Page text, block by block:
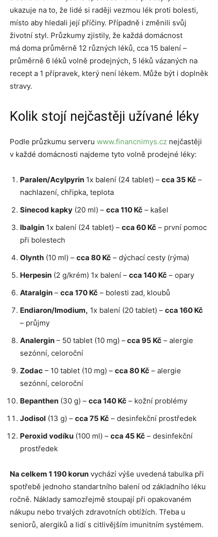
ukazuje na to, že lidé si raději vezmou lék proti bolesti,
místo aby hledali její příčiny. Případně i změnili svůj
životní styl. Průzkumy zjistily, že každá domácnost
má doma průměrně 12 různých léků, cca 15 balení –
průměrně 6 léků volně prodejných, 5 léků vázaných na
recept a 1 přípravek, který není lékem. Může být i doplněk
stravy.
Kolik stojí nejčastěji užívané léky
Podle průzkumu serveru www.financnimys.cz nejčastěji
v každé domácnosti najdeme tyto volně prodejné léky:
Paralen/Acylpyrin 1x balení (24 tablet) – cca 35 Kč –
nachlazení, chřipka, teplota
Sinecod kapky (20 ml) – cca 110 Kč – kašel
Ibalgin 1x balení (24 tablet) – cca 60 Kč – první pomoc
při bolestech
Olynth (10 ml) – cca 80 Kč – dýchací cesty (rýma)
Herpesin (2 g/krém) 1x balení – cca 140 Kč – opary
Ataralgin – cca 170 Kč – bolesti zad, kloubů
Endiaron/Imodium, 1x balení (20 tablet) – cca 160 Kč
– průjmy
Analergin – 50 tablet (10 mg) –cca 95 Kč – alergie
sezónní, celoroční
Zodac – 10 tablet (10 mg) – cca 80 Kč – alergie
sezónní, celoroční
Bepanthen (30 g) – cca 140 Kč – kožní problémy
Jodisol (13 g) – cca 75 Kč – desinfekční prostředek
Peroxid vodíku (100 ml) – cca 45 Kč – desinfekční
prostředek
Na celkem 1 190 korun vychází výše uvedená tabulka při
spotřebě jednoho standartního balení od základního léku
ročně. Náklady samozřejmě stoupají při opakovaném
nákupu nebo trvalých zdravotních obtížích. Třeba u
seniorů, alergiků a lidí s citlivějším imunitním systémem.